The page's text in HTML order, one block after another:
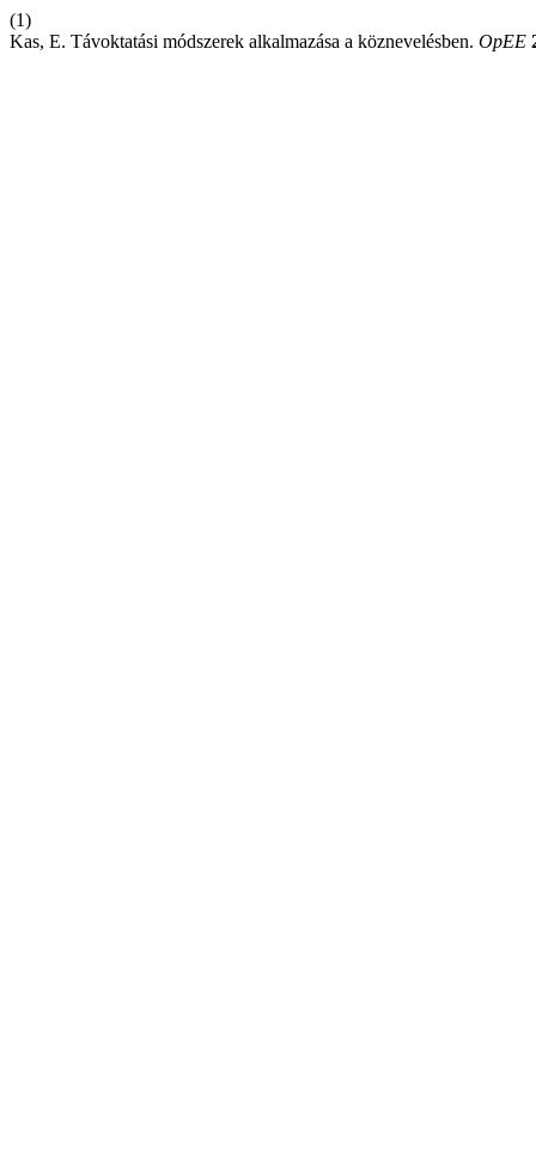
(1)
Kas, E. Távoktatási módszerek alkalmazása a köznevelésben. OpEE